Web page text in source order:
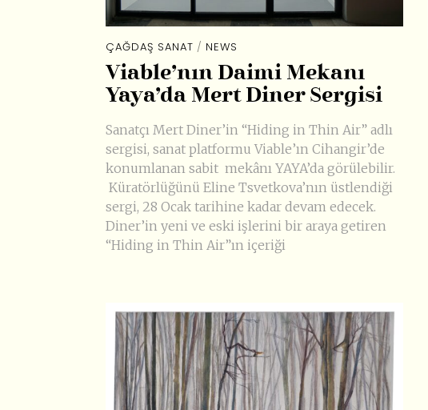
ÇAĞDAŞ SANAT / NEWS
Viable’nın Daimi Mekanı
Yaya’da Mert Diner Sergisi
Sanatçı Mert Diner’in “Hiding in Thin Air” adlı
sergisi, sanat platformu Viable’ın Cihangir’de
konumlanan sabit mekânı YAYA’da görülebilir.
Küratörlüğünü Eline Tsvetkova’nın üstlendiği
sergi, 28 Ocak tarihine kadar devam edecek.
Diner’in yeni ve eski işlerini bir araya getiren
“Hiding in Thin Air”ın içeriği